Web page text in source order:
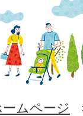
ムページ